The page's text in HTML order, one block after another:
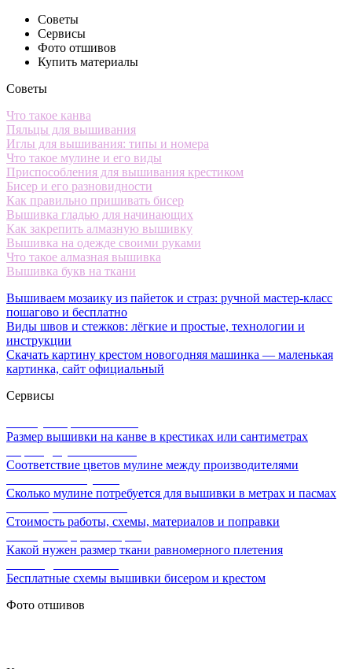
Советы
Сервисы
Фото отшивов
Купить материалы
Советы
Что такое канва
Пяльцы для вышивания
Иглы для вышивания: типы и номера
Что такое мулине и его виды
Приспособления для вышивания крестиком
Бисер и его разновидности
Как правильно пришивать бисер
Вышивка гладью для начинающих
Как закрепить алмазную вышивку
Вышивка на одежде своими руками
Что такое алмазная вышивка
Вышивка букв на ткани
Вышиваем мозаику из пайеток и страз: ручной мастер-класс
пошагово и бесплатно
Виды швов и стежков: лёгкие и простые, технологии и
инструкции
Скачать картину крестом новогодняя машинка — маленькая
картинка, сайт официальный
Сервисы
Размер вышивки на канве в крестиках или сантиметрах
Соответствие цветов мулине между производителями
Сколько мулине потребуется для вышивки в метрах и пасмах
Стоимость работы, схемы, материалов и поправки
Какой нужен размер ткани равномерного плетения
Бесплатные схемы вышивки бисером и крестом
Фото отшивов